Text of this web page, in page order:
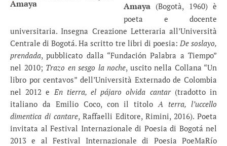
Amaya (Bogotà, 1960) è
poeta e docente
universitaria. Insegna Creazione Letteraria all’Università
Centrale di Bogotá. Ha scritto tre libri di poesia: De soslayo,
prendada, pubblicato dalla “Fundación Palabra a Tiempo”
nel 2010; Trazo en sesgo la noche, uscito nella Collana “Un
libro por centavos” dell’Università Externado de Colombia
nel 2012 e En tierra, el pájaro olvida cantar(tradotto in
italiano da Emilio Coco, con il titoloA terra, l’uccello
dimentica di cantare, Raffaelli Editore, Rimini, 2016). Poeta
invitata al Festival Internazionale di Poesia di Bogotá nel
2013 e al Festival Internazionale di Poesia PoeMaRío